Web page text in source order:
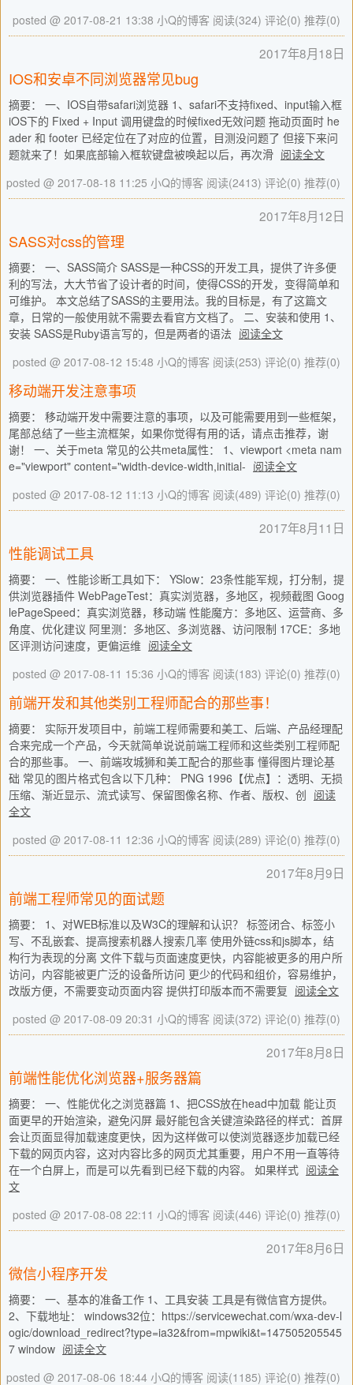
posted @ 2017-08-21 13:38 小Q的博客 阅读(324) 评论(0) 推荐(0)
2017年8月18日
IOS和安卓不同浏览器常见bug
摘要： 一、IOS自带safari浏览器 1、safari不支持fixed、input输入框
iOS下的 Fixed + Input 调用键盘的时候fixed无效问题 拖动页面时 he
ader 和 footer 已经定位在了对应的位置，目测没问题了 但接下来问
题就来了！如果底部输入框软键盘被唤起以后，再次滑 阅读全文
posted @ 2017-08-18 11:25 小Q的博客 阅读(2413) 评论(0) 推荐(0)
2017年8月12日
SASS对css的管理
摘要： 一、SASS简介 SASS是一种CSS的开发工具，提供了许多便
利的写法，大大节省了设计者的时间，使得CSS的开发，变得简单和
可维护。 本文总结了SASS的主要用法。我的目标是，有了这篇文
章，日常的一般使用就不需要去看官方文档了。 二、安装和使用 1、
安装 SASS是Ruby语言写的，但是两者的语法 阅读全文
posted @ 2017-08-12 15:48 小Q的博客 阅读(253) 评论(0) 推荐(0)
移动端开发注意事项
摘要： 移动端开发中需要注意的事项，以及可能需要用到一些框架，
尾部总结了一些主流框架，如果你觉得有用的话，请点击推荐，谢
谢！ 一、关于meta 常见的公共meta属性： 1、viewport <meta nam
e="viewport" content="width-device-width,initial- 阅读全文
posted @ 2017-08-12 11:13 小Q的博客 阅读(489) 评论(0) 推荐(0)
2017年8月11日
性能调试工具
摘要： 一、性能诊断工具如下： YSlow：23条性能军规，打分制，提
供浏览器插件 WebPageTest：真实浏览器，多地区，视频截图 Goog
lePageSpeed：真实浏览器，移动端 性能魔方：多地区、运营商、多
角度、优化建议 阿里测：多地区、多浏览器、访问限制 17CE：多地
区评测访问速度，更偏运维 阅读全文
posted @ 2017-08-11 15:36 小Q的博客 阅读(183) 评论(0) 推荐(0)
前端开发和其他类别工程师配合的那些事！
摘要： 实际开发项目中，前端工程师需要和美工、后端、产品经理配
合来完成一个产品，今天就简单说说前端工程师和这些类别工程师配
合的那些事。 一、前端攻城狮和美工配合的那些事 懂得图片理论基
础 常见的图片格式包含以下几种： PNG 1996【优点】：透明、无损
压缩、渐近显示、流式读写、保留图像名称、作者、版权、创 阅读
全文
posted @ 2017-08-11 12:36 小Q的博客 阅读(289) 评论(0) 推荐(0)
2017年8月9日
前端工程师常见的面试题
摘要： 1、对WEB标准以及W3C的理解和认识？ 标签闭合、标签小
写、不乱嵌套、提高搜索机器人搜索几率 使用外链css和js脚本，结
构行为表现的分离 文件下载与页面速度更快，内容能被更多的用户所
访问，内容能被更广泛的设备所访问 更少的代码和组价，容易维护，
改版方便，不需要变动页面内容 提供打印版本而不需要复 阅读全文
posted @ 2017-08-09 20:31 小Q的博客 阅读(372) 评论(0) 推荐(0)
2017年8月8日
前端性能优化浏览器+服务器篇
摘要： 一、性能优化之浏览器篇 1、把CSS放在head中加载 能让页
面更早的开始渲染，避免闪屏 最好能包含关键渲染路径的样式：首屏
会让页面显得加载速度更快，因为这样做可以使浏览器逐步加载已经
下载的网页内容，这对内容比多的网页尤其重要，用户不用一直等待
在一个白屏上，而是可以先看到已经下载的内容。 如果样式 阅读全
文
posted @ 2017-08-08 22:11 小Q的博客 阅读(446) 评论(0) 推荐(0)
2017年8月6日
微信小程序开发
摘要： 一、基本的准备工作 1、工具安装 工具是有微信官方提供。
2、下载地址： windows32位：https://servicewechat.com/wxa-dev-l
ogic/download_redirect?type=ia32&from=mpwiki&t=147505205545
7 window 阅读全文
posted @ 2017-08-06 18:44 小Q的博客 阅读(1185) 评论(0) 推荐(0)